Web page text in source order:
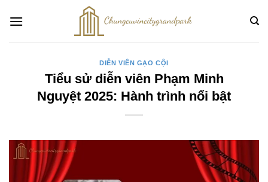
qua
DIỄN VIÊN GẠO CỘI
Tiểu sử diễn viên Phạm Minh
Nguyệt 2025: Hành trình nổi bật